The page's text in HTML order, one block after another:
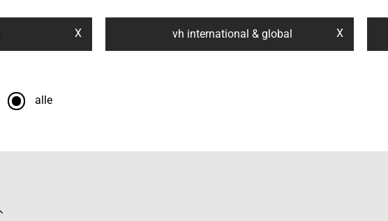
X vh international & global X
alle